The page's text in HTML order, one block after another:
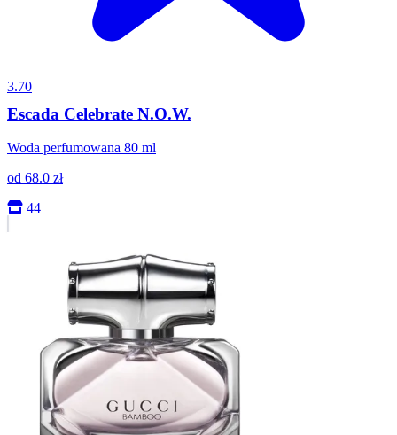
3.70
Escada Celebrate N.O.W.
Woda perfumowana 80 ml
od 68.0 zł
44